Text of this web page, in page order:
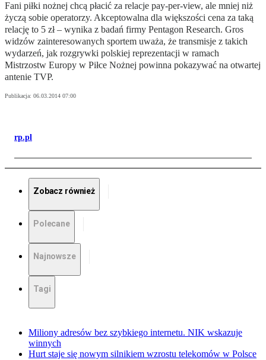
Fani piłki nożnej chcą płacić za relacje pay-per-view, ale mniej niż
życzą sobie operatorzy. Akceptowalna dla większości cena za taką
relację to 5 zł – wynika z badań firmy Pentagon Research. Gros
widzów zainteresowanych sportem uważa, że transmisje z takich
wydarzeń, jak rozgrywki polskiej reprezentacji w ramach
Mistrzostw Europy w Piłce Nożnej powinna pokazywać na otwartej
antenie TVP.
Publikacja: 06.03.2014 07:00
rp.pl
Zobacz również
Polecane
Najnowsze
Tagi
Miliony adresów bez szybkiego internetu. NIK wskazuje
winnych
Hurt staje się nowym silnikiem wzrostu telekomów w Polsce